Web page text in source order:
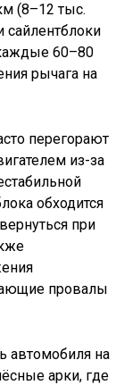
(8–12 тыс.
60–80
рычага на
перегорают
из-за
обходится
при
провалы
автомобиля на
арки, где